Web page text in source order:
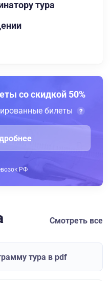
тура
со скидкой 50%
билеты
РФ
Смотреть все
тура в pdf